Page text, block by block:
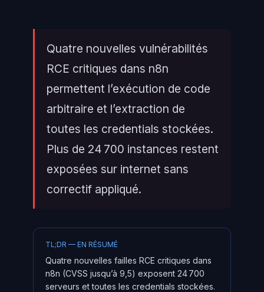
Quatre nouvelles vulnérabilités
RCE critiques dans n8n
permettent l’exécution de code
arbitraire et l’extraction de
toutes les credentials stockées.
Plus de 24 700 instances restent
exposées sur internet sans
correctif appliqué.
TL;DR — EN RÉSUMÉ
Quatre nouvelles failles RCE critiques dans
n8n (CVSS jusqu’à 9,5) exposent 24 700
serveurs et toutes les credentials stockées.